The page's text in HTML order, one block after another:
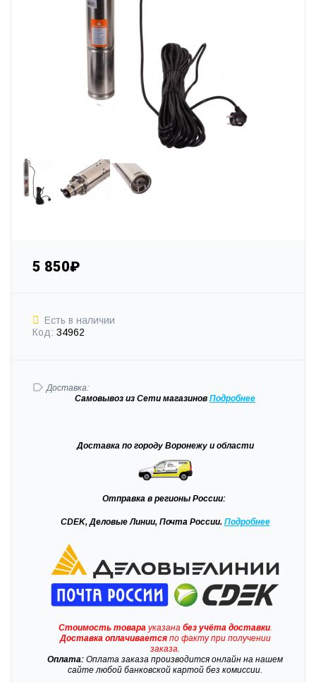
5 850₽
Есть в наличии
Код: 34962
Доставка:
Самовывоз из Сети магазинов Подробнее
Доставка по городу Воронежу и области
Отправка в регионы России:
CDEK, Деловые Линии, Почта России. Подробнее
Стоимость товарауказана без учёта доставки.
Доставкаоплачиваетсяпо факту при получении
заказа.
Оплата: Оплата заказа производится онлайн на нашем
сайте любой банковской картой без комиссии.